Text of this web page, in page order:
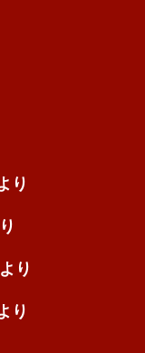
り
より
り